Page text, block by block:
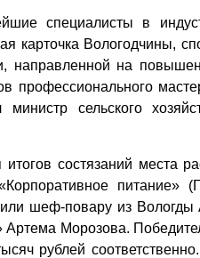
специалисты в
карточка Вологодчины,
направленной на
профессионального
сельского
состязаний места
питание»
шеф-повару из
Морозова.
рублей